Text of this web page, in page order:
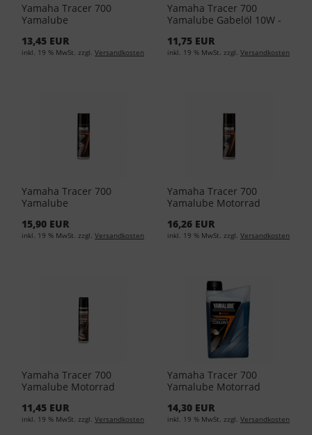
Yamaha Tracer 700
Yamalube
YMD-65049-01-14 (EUR
17,90/L)
13,45 EUR
inkl. 19 % MwSt. zzgl. Versandkosten
Yamaha Tracer 700
Yamalube Gabelöl 10W -
(EUR 15,90/L)
11,75 EUR
inkl. 19 % MwSt. zzgl. Versandkosten
Yamaha Tracer 700
Yamalube
300ml YMD-65049-A0-32
(EUR 36,50/L)
15,90 EUR
inkl. 19 % MwSt. zzgl. Versandkosten
Yamaha Tracer 700
Yamalube Motorrad
65049-A0-11 (EUR 43,17/L)
16,26 EUR
inkl. 19 % MwSt. zzgl. Versandkosten
Yamaha Tracer 700
Yamalube Motorrad
65049-A0-21 (EUR
119,34/L)
11,45 EUR
inkl. 19 % MwSt. zzgl. Versandkosten
Yamaha Tracer 700
Yamalube Motorrad
YMD-65049-00-84 (EUR
11,50/L)
14,30 EUR
inkl. 19 % MwSt. zzgl. Versandkosten